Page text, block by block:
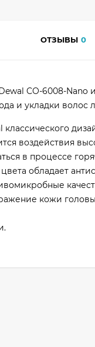
ОТЗЫВЫ 0
CO-6008-
и укладки волос
воздействия
в процессе
обладает
кожи